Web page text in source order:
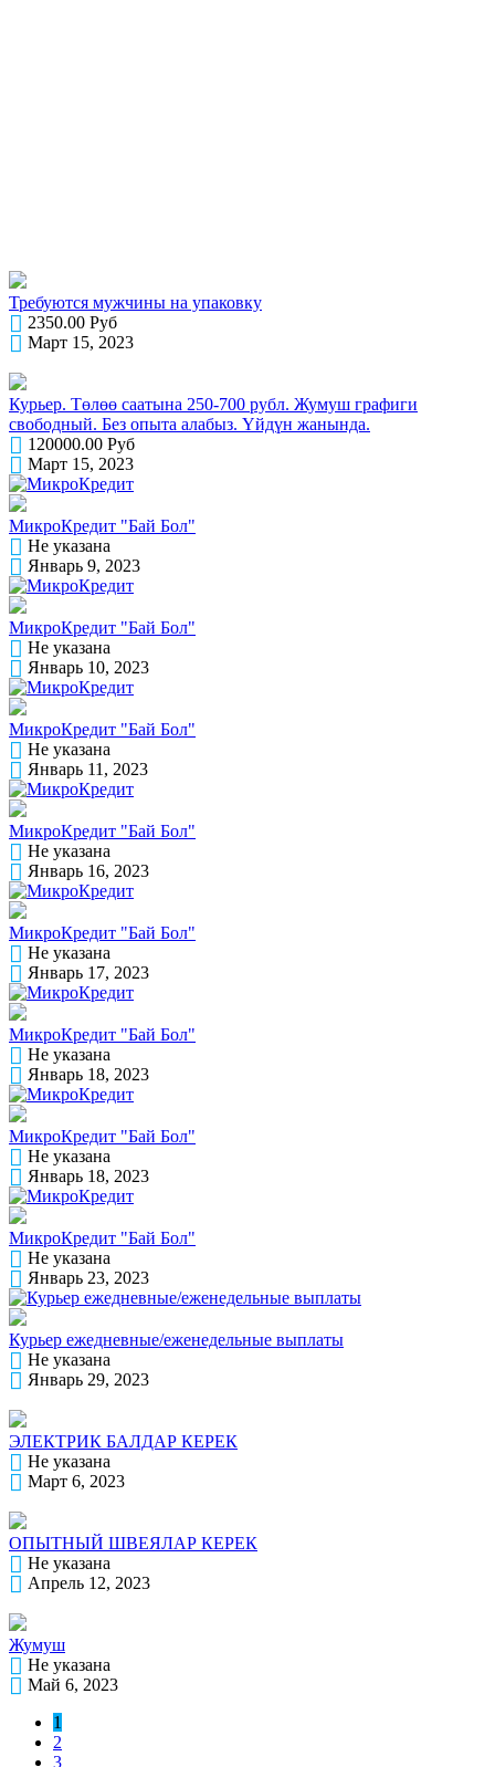
Требуются мужчины на упаковку
2350.00 Руб
Март 15, 2023
Курьер. Төлөө саатына 250-700 рубл. Жумуш графиги
свободный. Без опыта алабыз. Үйдүн жанында.
120000.00 Руб
Март 15, 2023
МикроКредит "Бай Бол"
Не указана
Январь 9, 2023
МикроКредит "Бай Бол"
Не указана
Январь 10, 2023
МикроКредит "Бай Бол"
Не указана
Январь 11, 2023
МикроКредит "Бай Бол"
Не указана
Январь 16, 2023
МикроКредит "Бай Бол"
Не указана
Январь 17, 2023
МикроКредит "Бай Бол"
Не указана
Январь 18, 2023
МикроКредит "Бай Бол"
Не указана
Январь 18, 2023
МикроКредит "Бай Бол"
Не указана
Январь 23, 2023
Курьер ежедневные/еженедельные выплаты
Не указана
Январь 29, 2023
ЭЛЕКТРИК БАЛДАР КЕРЕК
Не указана
Март 6, 2023
ОПЫТНЫЙ ШВЕЯЛАР КЕРЕК
Не указана
Апрель 12, 2023
Жумуш
Не указана
Май 6, 2023
1
2
3